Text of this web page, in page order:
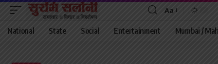
Font
Resizer
Aa
National State Social Entertainment Mumbai /